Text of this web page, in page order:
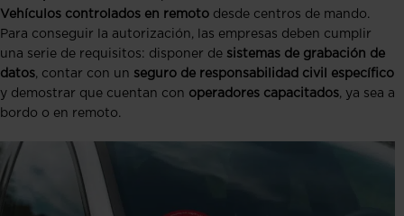
Vehículos controlados en remoto desde centros de mando.
Para conseguir la autorización, las empresas deben cumplir
una serie de requisitos: disponer de sistemas de grabación de
datos, contar con un seguro de responsabilidad civil específico
y demostrar que cuentan con operadores capacitados, ya sea a
bordo o en remoto.